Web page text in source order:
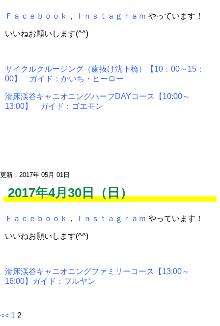
Ｆａｃｅｂｏｏｋ ， Ｉｎｓｔａｇｒａｍ やっています！
いいねお願いします(^^)
サイクルクルージング（歯抜け沈下橋）【10：00～15：
00】 ガイド：かいち・ヒーロー
滑床渓谷キャニオニングハーフDAYコース【10:00～
13:00】 ガイド：ゴエモン
更新：2017年 05月 01日
2017年4月30日（日）
Ｆａｃｅｂｏｏｋ ， Ｉｎｓｔａｇｒａｍ やっています！
いいねお願いします(^^)
滑床渓谷キャニオニングファミリーコース【13:00～
16:00】ガイド：フルヤン
<< 1 2